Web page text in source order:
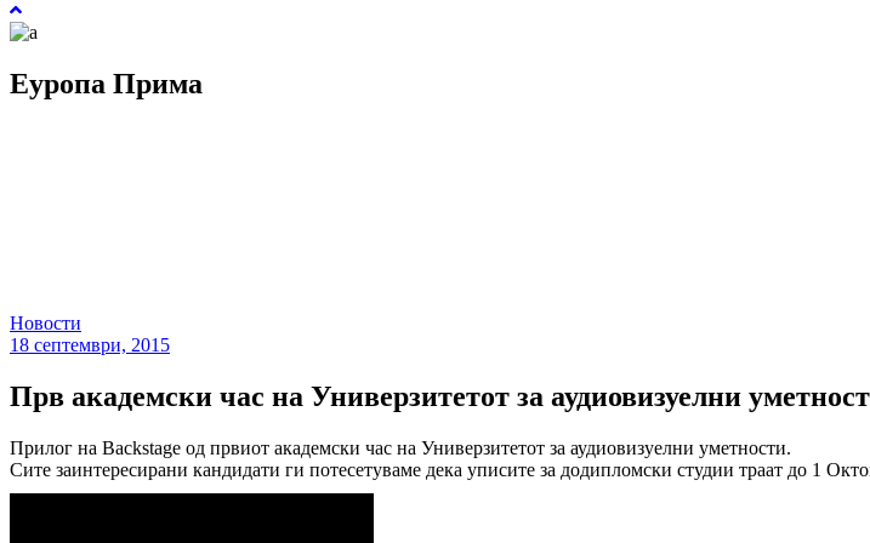
Еуропа Прима
Новости
18 септември, 2015
Прв академски час на Универзитетот за аудиовизуелни
Прилог на Backstage од првиот академски час на Универзитетот за аудиовизуелни уметности.
Сите заинтересирани кандидати ги потесетуваме дека уписите за додипломски студии траат до 1